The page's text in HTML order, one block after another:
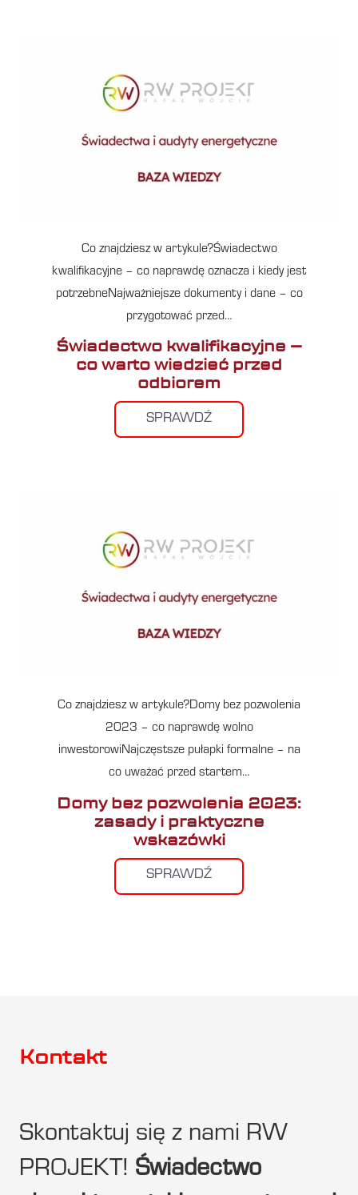
Co znajdziesz w artykule?Świadectwo
kwalifikacyjne – co naprawdę oznacza i kiedy jest
potrzebneNajważniejsze dokumenty i dane – co
przygotować przed…
Świadectwo kwalifikacyjne –
co warto wiedzieć przed
odbiorem
SPRAWDŹ
Co znajdziesz w artykule?Domy bez pozwolenia
2023 – co naprawdę wolno
inwestorowiNajczęstsze pułapki formalne – na
co uważać przed startem…
Domy bez pozwolenia 2023:
zasady i praktyczne
wskazówki
SPRAWDŹ
Kontakt
Skontaktuj się z nami RW
PROJEKT! Świadectwo